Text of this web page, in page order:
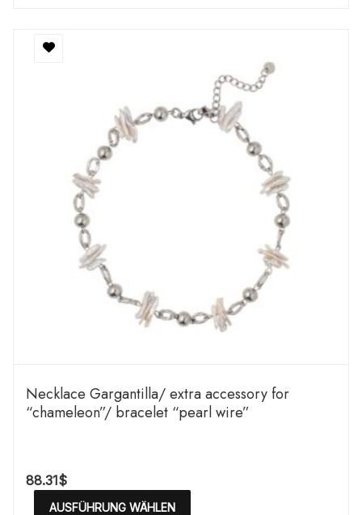
Necklace Gargantilla/ extra accessory for
“chameleon”/ bracelet “pearl wire”
88.31$
AUSFÜHRUNG WÄHLEN